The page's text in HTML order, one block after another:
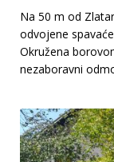
Na 50 m od
odvojene
Okružena
nezaboravni